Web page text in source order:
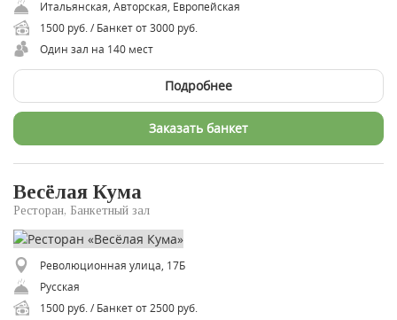
Итальянская, Авторская, Европейская
1500 руб. / Банкет от 3000 руб.
Один зал на 140 мест
Подробнее
Заказать банкет
Весёлая Кума
Ресторан, Банкетный зал
Революционная улица, 17Б
Русская
1500 руб. / Банкет от 2500 руб.